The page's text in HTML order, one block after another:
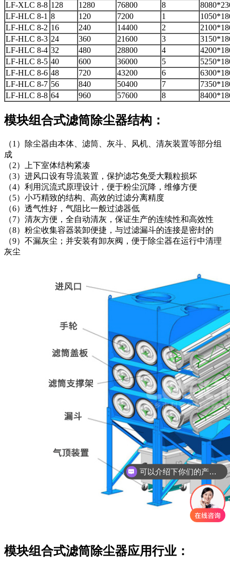
LF-XLC 8-8 128 1280 76800 8
LF-HLC 8-1 8 120 7200 1
LF-HLC 8-2 16 240 14400 2
LF-HLC 8-3 24 360 21600 3
LF-HLC 8-4 32 480 28800 4
LF-HLC 8-5 40 600 36000 5
LF-HLC 8-6 48 720 43200 6
LF-HLC 8-7 56 840 50400 7
LF-HLC 8-8 64 960 57600 8
模块组合式滤筒除尘器结构：
（1）除尘器由本体、滤筒、灰斗、风机、清灰装置等部分组
成
（2）上下室体结构紧凑
（3）进风口设有导流装置，保护滤芯免受大颗粒损坏
（4）利用沉流式原理设计，便于粉尘沉降，维修方便
（5）小巧精致的结构、高效的过滤分离精度
（6）透气性好，气阻比一般过滤器低
（7）清灰方便，全自动清灰，保证生产的连续性和高效性
（8）粉尘收集容器装卸便捷，与过滤漏斗的连接是密封的
（9）不漏灰尘；并安装有卸灰阀，便于除尘器在运行中清理
灰尘
模块组合式滤筒除尘器应用行业：
可以介绍下你们的产品么
你们是怎么收费的呢